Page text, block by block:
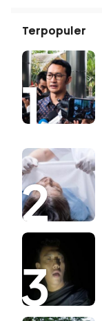
Terpopuler